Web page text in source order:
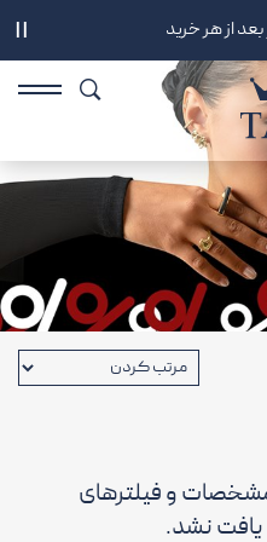
و فیلترهای
نشد.